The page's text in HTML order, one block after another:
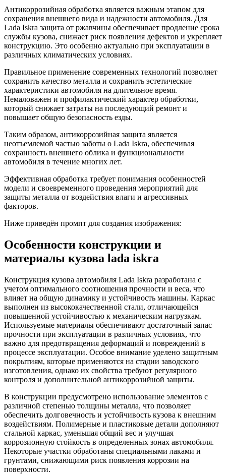
Антикоррозийная обработка является важным этапом для
сохранения внешнего вида и надежности автомобиля. Для
Lada Iskra защита от ржавчины обеспечивает продление срока
службы кузова, снижает риск появления дефектов и укрепляет
конструкцию. Это особенно актуально при эксплуатации в
различных климатических условиях.
Правильное применение современных технологий позволяет
сохранить качество металла и сохранить эстетические
характеристики автомобиля на длительное время.
Немаловажен и профилактический характер обработки,
который снижает затраты на последующий ремонт и
повышает общую безопасность езды.
Таким образом, антикоррозийная защита является
неотъемлемой частью заботы о Lada Iskra, обеспечивая
сохранность внешнего облика и функциональности
автомобиля в течение многих лет.
Эффективная обработка требует понимания особенностей
модели и своевременного проведения мероприятий для
защиты металла от воздействия влаги и агрессивных
факторов.
Ниже приведён промпт для создания изображения:
Особенности конструкции и
материалы кузова lada iskra
Конструкция кузова автомобиля Lada Iskra разработана с
учетом оптимального соотношения прочности и веса, что
влияет на общую динамику и устойчивость машины. Каркас
выполнен из высококачественной стали, отличающейся
повышенной устойчивостью к механическим нагрузкам.
Используемые материалы обеспечивают достаточный запас
прочности при эксплуатации в различных условиях, что
важно для предотвращения деформаций и повреждений в
процессе эксплуатации. Особое внимание уделено защитным
покрытиям, которые применяются на стадии заводского
изготовления, однако их свойства требуют регулярного
контроля и дополнительной антикоррозийной защиты.
В конструкции предусмотрено использование элементов с
различной степенью толщины металла, что позволяет
обеспечить долговечность и устойчивость кузова к внешним
воздействиям. Полимерные и пластиковые детали дополняют
стальной каркас, уменьшая общий вес и улучшая
коррозионную стойкость в определенных зонах автомобиля.
Некоторые участки обработаны специальными лаками и
грунтами, снижающими риск появления коррозии на
поверхности.